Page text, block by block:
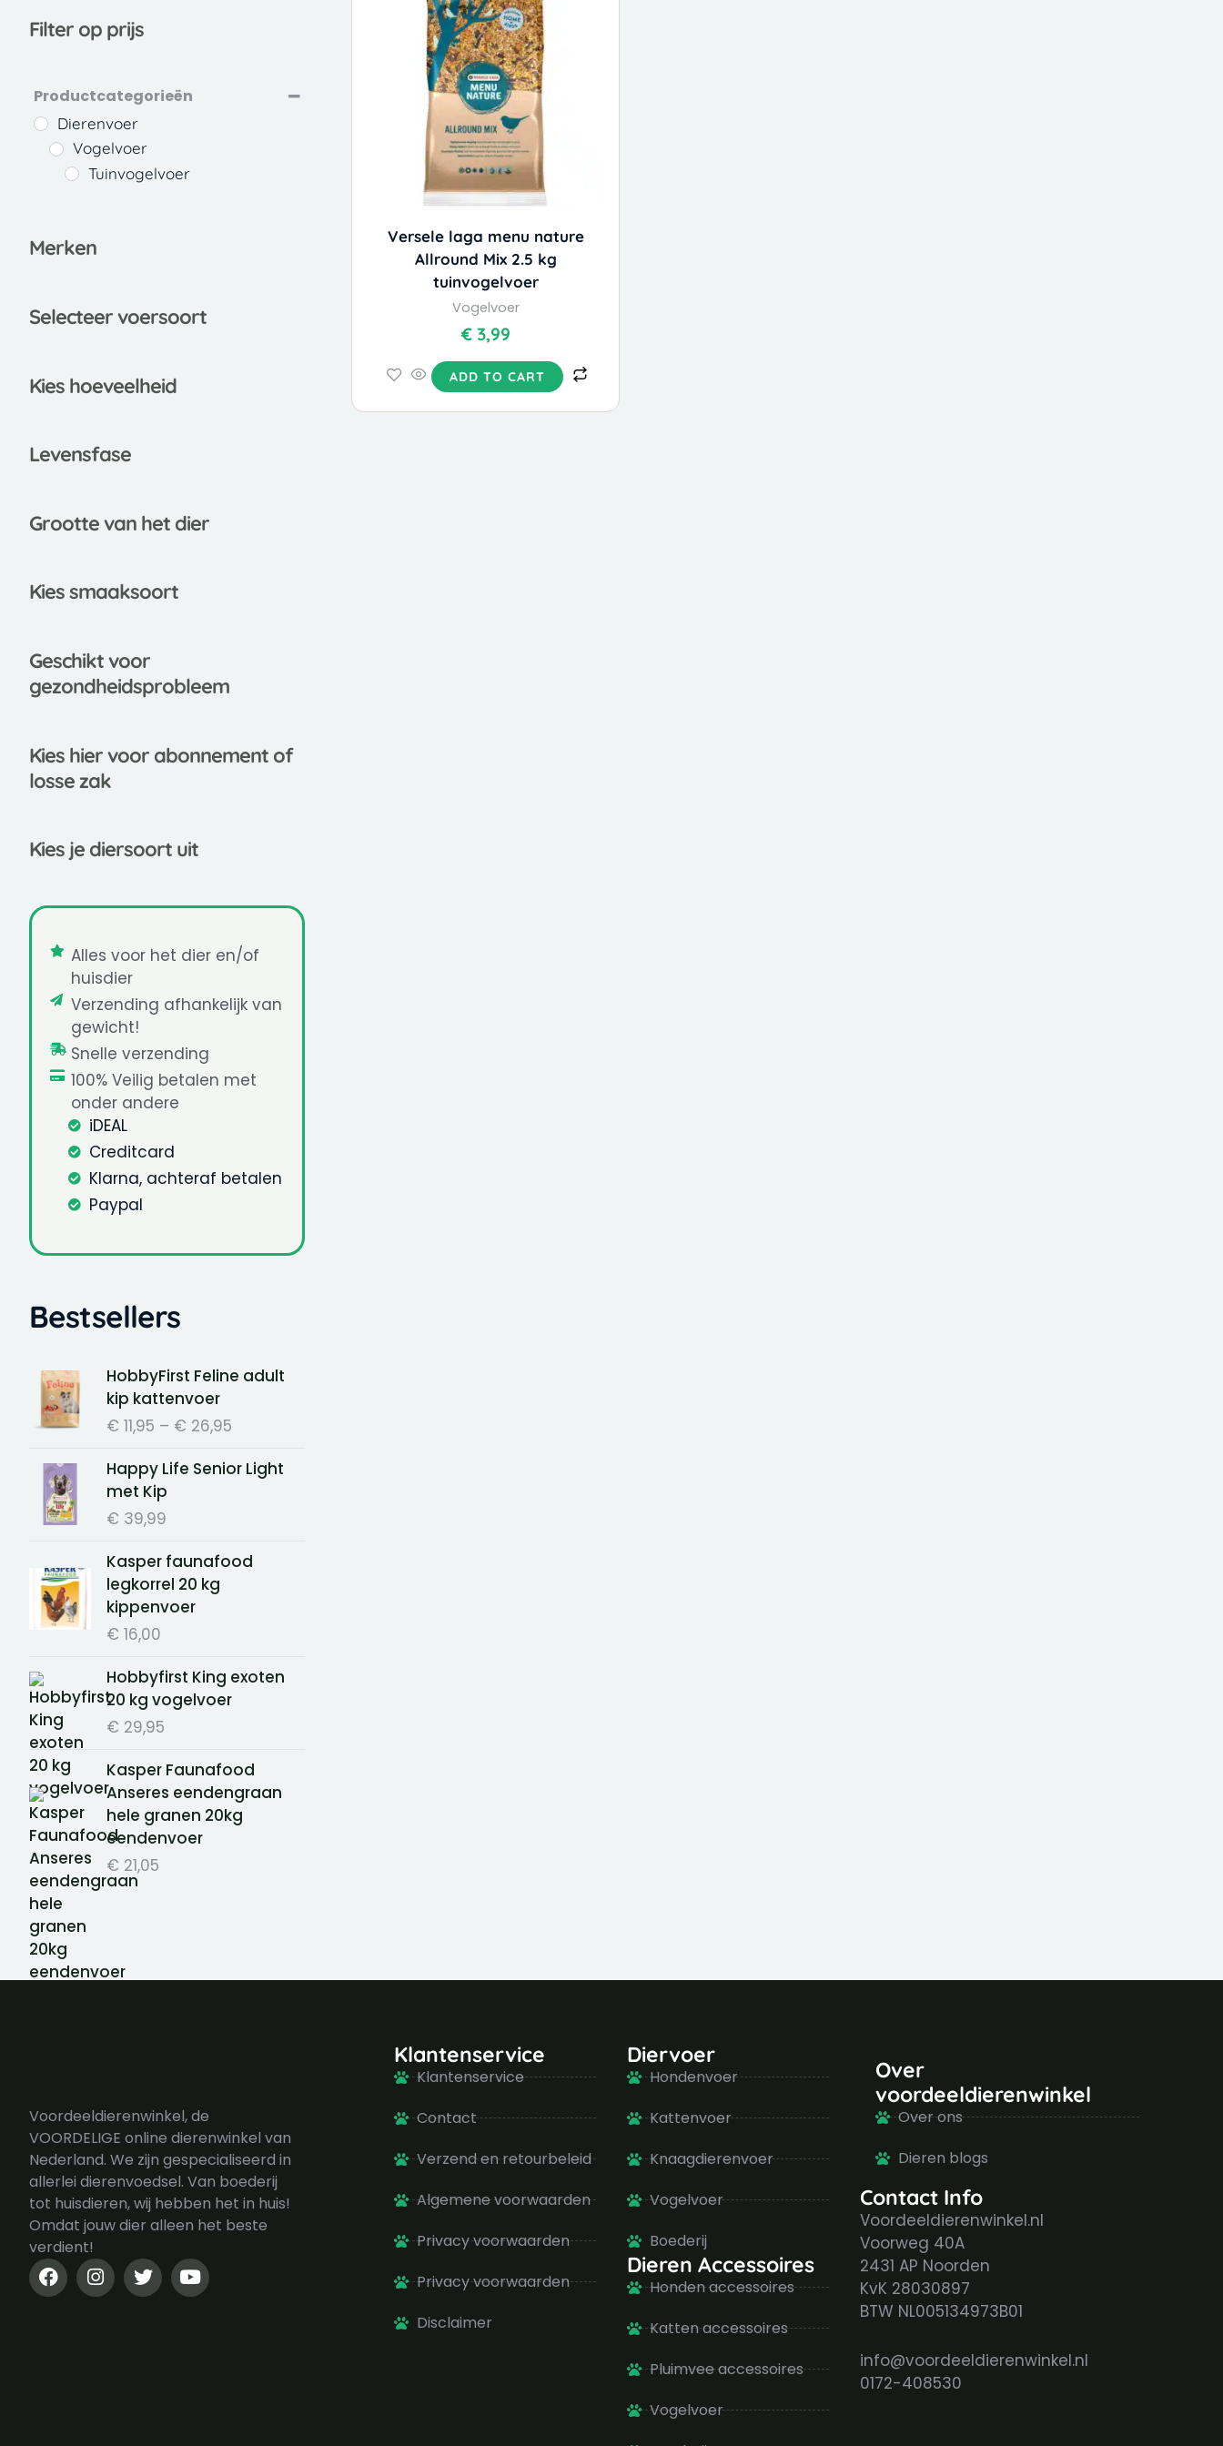
Filter op prijs
Productcategorieën
Dierenvoer
Vogelvoer
Tuinvogelvoer
Merken
Selecteer voersoort
Kies hoeveelheid
Levensfase
Grootte van het dier
Kies smaaksoort
Geschikt voor
gezondheidsprobleem
Kies hier voor abonnement of
losse zak
Kies je diersoort uit
Alles voor het dier en/of
huisdier
Verzending afhankelijk van
gewicht!
Snelle verzending
100% Veilig betalen met
onder andere
iDEAL
Creditcard
Klarna, achteraf betalen
Paypal
Bestsellers
HobbyFirst Feline adult
kip kattenvoer
€ 11,95 – € 26,95
Price
range:
€ 26,95
Happy Life Senior Light
met Kip
€ 39,99
Kasper faunafood
legkorrel 20 kg
kippenvoer
€ 16,00
Hobbyfirst King exoten
20 kg vogelvoer
€ 29,95
Kasper Faunafood
Anseres eendengraan
hele granen 20kg
eendenvoer
€ 21,05
Versele laga menu nature
Allround Mix 2.5 kg
tuinvogelvoer
Vogelvoer
€3,99
ADD TO CART
Voordeeldierenwinkel, de
VOORDELIGE online dierenwinkel van
Nederland. We zijn gespecialiseerd in
allerlei dierenvoedsel. Van boederij
tot huisdieren, wij hebben het in huis!
Omdat jouw dier alleen het beste
verdient!
F
a
c
I
n
s
T
w
i
Y
o
u
Klantenservice
Klantenservice
Contact
Verzend en retourbeleid
Algemene voorwaarden
Privacy voorwaarden
Privacy voorwaarden
Disclaimer
Diervoer
Hondenvoer
Kattenvoer
Knaagdierenvoer
Vogelvoer
Boederij
Dieren Accessoires
Honden accessoires
Katten accessoires
Pluimvee accessoires
Vogelvoer
Over
voordeeldierenwinkel
Over ons
Dieren blogs
Contact Info
Voordeeldierenwinkel.nl
Voorweg 40A
2431 AP Noorden
KvK 28030897
BTW NL005134973B01
info@voordeeldierenwinkel.nl
0172-408530